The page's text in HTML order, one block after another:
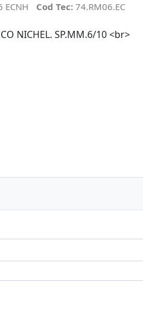
ECNH Cod Tec: 74.RM06.EC
NICHEL. SP.MM.6/10 <br>